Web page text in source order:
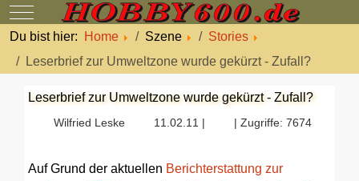
Mobile Menu Toggle
Du bist hier:
Home Szene
Stories
Leserbrief zur Umweltzone wurde gekürzt - Zufall?
Leserbrief zur Umweltzone wurde gekürzt - Zufall?
Wilfried Leske 11.02.11 | | Zugriffe: 7674
Auf Grund der aktuellen Berichterstattung zur